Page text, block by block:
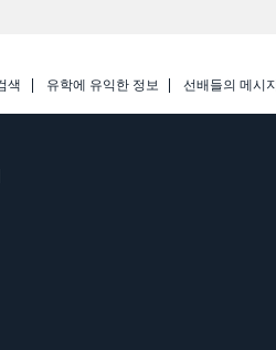
색 유학에 유익한 정보 선배들의 메시지